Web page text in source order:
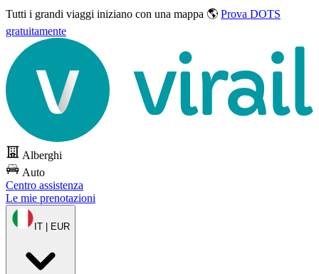
Tutti i grandi viaggi iniziano con una mappa 🌎 Prova DOTS
gratuitamente
Alberghi
Auto
Centro assistenza
Le mie prenotazioni
IT | EUR